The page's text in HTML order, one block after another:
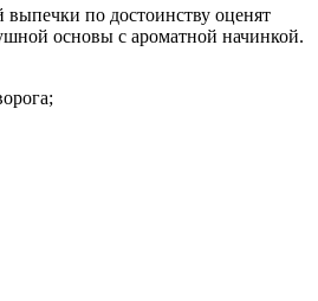
по достоинству оценят
основы с ароматной начинкой.